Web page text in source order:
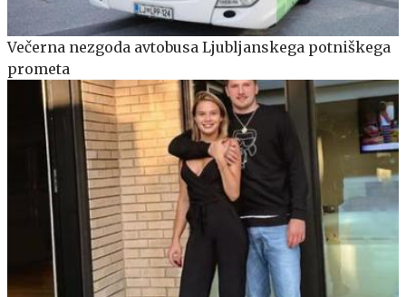
Večerna nezgoda avtobusa Ljubljanskega potniškega
prometa